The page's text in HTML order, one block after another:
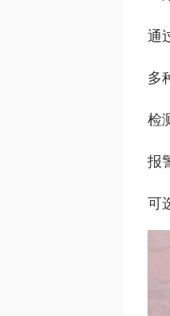
通
多
检
报
可